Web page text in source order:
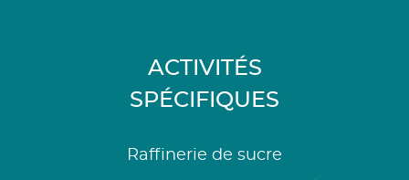
ACTIVITÉS
SPÉCIFIQUES
Raffinerie de sucre